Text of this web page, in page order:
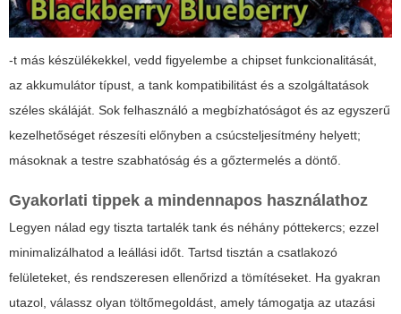
-t más készülékekkel, vedd figyelembe a chipset funkcionalitását,
az akkumulátor típust, a tank kompatibilitást és a szolgáltatások
széles skáláját. Sok felhasználó a megbízhatóságot és az egyszerű
kezelhetőséget részesíti előnyben a csúcsteljesítmény helyett;
másoknak a testre szabhatóság és a gőztermelés a döntő.
Gyakorlati tippek a mindennapos használathoz
Legyen nálad egy tiszta tartalék tank és néhány póttekercs; ezzel
minimalizálhatod a leállási időt. Tartsd tisztán a csatlakozó
felületeket, és rendszeresen ellenőrizd a tömítéseket. Ha gyakran
utazol, válassz olyan töltőmegoldást, amely támogatja az utazási